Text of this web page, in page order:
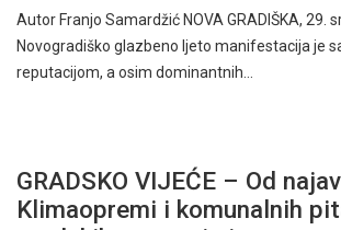
Autor Franjo Samardžić NOVA GRADIŠKA, 29.
Novogradiško glazbeno ljeto manifestacija je
reputacijom, a osim dominantnih…
GRADSKO VIJEĆE – Od
Klimaopremi i komunalnih